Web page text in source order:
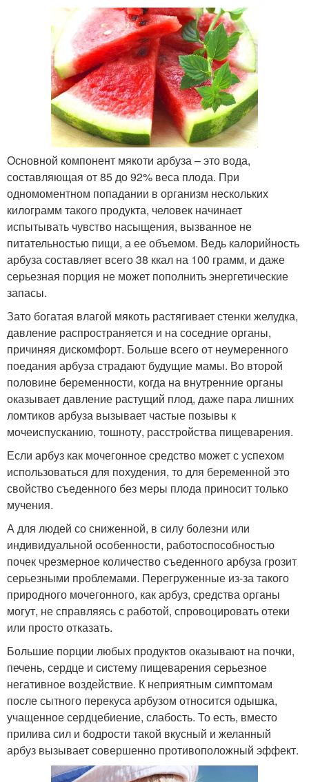
Основной компонент мякоти арбуза – это вода,
составляющая от 85 до 92% веса плода. При
одномоментном попадании в организм нескольких
килограмм такого продукта, человек начинает
испытывать чувство насыщения, вызванное не
питательностью пищи, а ее объемом. Ведь калорийность
арбуза составляет всего 38 ккал на 100 грамм, и даже
серьезная порция не может пополнить энергетические
запасы.
Зато богатая влагой мякоть растягивает стенки желудка,
давление распространяется и на соседние органы,
причиняя дискомфорт. Больше всего от неумеренного
поедания арбуза страдают будущие мамы. Во второй
половине беременности, когда на внутренние органы
оказывает давление растущий плод, даже пара лишних
ломтиков арбуза вызывает частые позывы к
мочеиспусканию, тошноту, расстройства пищеварения.
Если арбуз как мочегонное средство может с успехом
использоваться для похудения, то для беременной это
свойство съеденного без меры плода приносит только
мучения.
А для людей со сниженной, в силу болезни или
индивидуальной особенности, работоспособностью
почек чрезмерное количество съеденного арбуза грозит
серьезными проблемами. Перегруженные из-за такого
природного мочегонного, как арбуз, средства органы
могут, не справляясь с работой, спровоцировать отеки
или просто отказать.
Большие порции любых продуктов оказывают на почки,
печень, сердце и систему пищеварения серьезное
негативное воздействие. К неприятным симптомам
после сытного перекуса арбузом относится одышка,
учащенное сердцебиение, слабость. То есть, вместо
прилива сил и бодрости такой вкусный и желанный
арбуз вызывает совершенно противоположный эффект.